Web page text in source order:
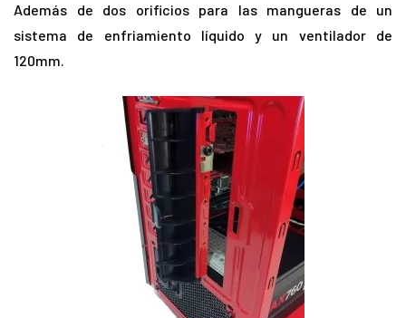
Además de dos orificios para las mangueras de un
sistema de enfriamiento líquido y un ventilador de
120mm.